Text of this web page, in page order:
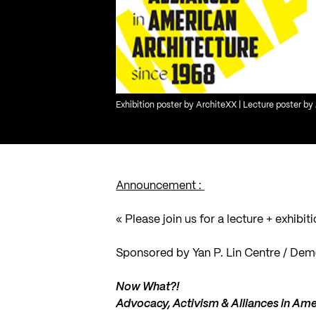
Exhibition poster by ArchiteXX | Lecture poster
Announcement :
« Please join us for a lecture +
Sponsored by Yan P. Lin Centre /
Now What?!
Advocacy, Activism & Alliances in